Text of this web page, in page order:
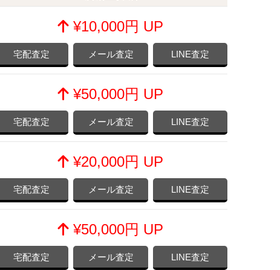
¥10,000円 UP
宅配査定 メール査定 LINE査定
¥50,000円 UP
宅配査定 メール査定 LINE査定
¥20,000円 UP
宅配査定 メール査定 LINE査定
¥50,000円 UP
宅配査定 メール査定 LINE査定